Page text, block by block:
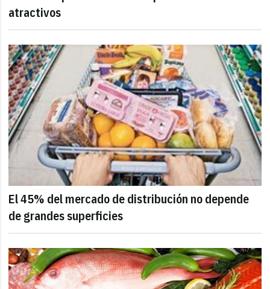
atractivos
El 45% del mercado de distribución no depende
de grandes superficies